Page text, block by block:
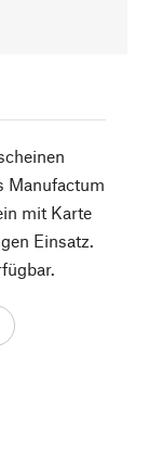
Manufactum
mit Karte
Einsatz.